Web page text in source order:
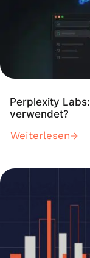
wichtig, die
trainierten
Perplexity
verwendet?
Weiterlesen